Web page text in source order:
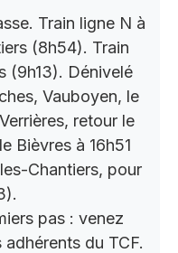
Train ligne N à
(8h54). Train
(9h13). Dénivelé
Vauboyen, le
retour le
Bièvres à 16h51
Chantiers, pour
pas : venez
du TCF.